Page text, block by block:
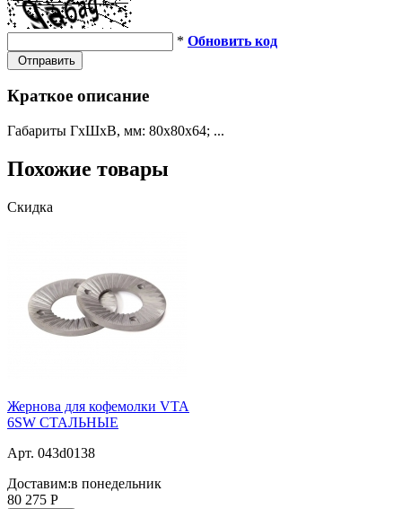
* Обновить код
Отправить
Краткое описание
Габариты ГхШхВ, мм: 80х80х64; ...
Похожие товары
Скидка
Жернова для кофемолки VTA
6SW СТАЛЬНЫЕ
Арт. 043d0138
Доставим:в понедельник
80 275 Р